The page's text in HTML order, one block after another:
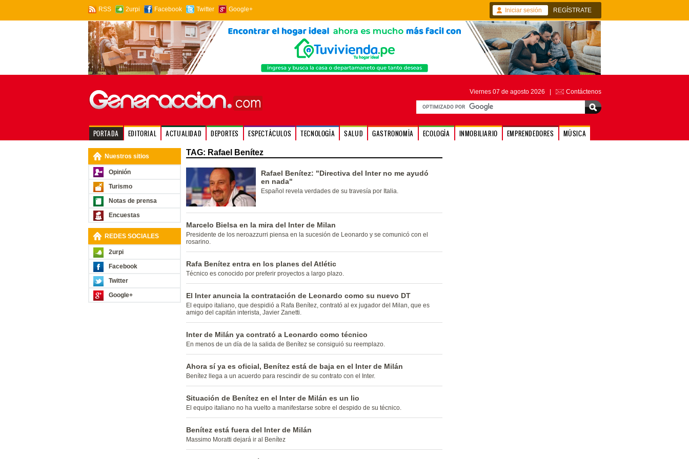
RSS 2urpi Facebook Twitter Google+ Iniciar sesión REGÍSTRATE
Viernes 07 de agosto 2026 | Contáctenos
PORTADA EDITORIAL ACTUALIDAD DEPORTES ESPECTÁCULOS TECNOLOGÍA SALUD GASTRONOMÍA ECOLOGÍA INMOBILIARIO EMPRENDEDORES MÚSICA
Nuestros sitios
Opinión
Turismo
Notas de prensa
Encuestas
REDES SOCIALES
2urpi
Facebook
Twitter
Google+
TAG: Rafael Benítez
Rafael Benítez: "Directiva del Inter no me ayudó
en nada"
Español revela verdades de su travesía por Italia.
Marcelo Bielsa en la mira del Inter de Milan
Presidente de los neroazzurri piensa en la sucesión de Leonardo y se comunicó con el
rosarino.
Rafa Benítez entra en los planes del Atlétic
Técnico es conocido por preferir proyectos a largo plazo.
El Inter anuncia la contratación de Leonardo como su nuevo DT
El equipo italiano, que despidió a Rafa Benítez, contrató al ex jugador del Milan, que es
amigo del capitán interista, Javier Zanetti.
Inter de Milán ya contrató a Leonardo como técnico
En menos de un día de la salida de Benítez se consiguió su reemplazo.
Ahora sí ya es oficial, Benítez está de baja en el Inter de Milán
Benítez llega a un acuerdo para rescindir de su contrato con el Inter.
Situación de Benítez en el Inter de Milán es un lio
El equipo italiano no ha vuelto a manifestarse sobre el despido de su técnico.
Benítez está fuera del Inter de Milán
Massimo Moratti dejará ir al Benítez